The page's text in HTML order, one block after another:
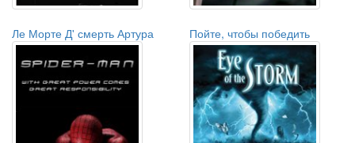
Ле Морте Д' смерть Артура Пойте, чтобы победить